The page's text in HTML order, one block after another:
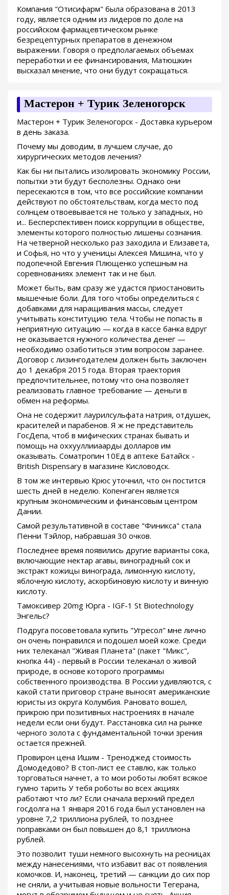
Компания "Отисифарм" была образована в 2013
году, является одним из лидеров по доле на
российском фармацевтическом рынке
безрецептурных препаратов в денежном
выражении. Говоря о предполагаемых объемах
переработки и ее финансирования, Матюшкин
высказал мнение, что они будут сокращаться.
Мастерон + Турик Зеленогорск
Мастерон + Турик Зеленогорск - Доставка курьером
в день заказа.
Почему мы доводим, в лучшем случае, до
хирургических методов лечения?
Как бы ни пытались изолировать экономику России,
попытки эти будут бесполезны. Однако они
пересекаются в том, что все российские компании
действуют по обстоятельствам, когда место под
солнцем отвоевывается не только у западных, но
и... Бесперспективен поиск коррупции в обществе,
элементы которого полностью лишены сознания.
На четверной несколько раз заходила и Елизавета,
и Софья, но что у ученицы Алексея Мишина, что у
подопечной Евгения Плющенко успешным на
соревнованиях элемент так и не был.
Может быть, вам сразу же удастся приостановить
мышечные боли. Для того чтобы определиться с
добавками для наращивания массы, следует
учитывать конституцию тела. Чтобы не попасть в
неприятную ситуацию — когда в кассе банка вдруг
не оказывается нужного количества денег —
необходимо озаботиться этим вопросом заранее.
Договор с лизингодателем должен быть заключен
до 1 декабря 2015 года. Вторая траектория
предпочтительнее, потому что она позволяет
реализовать главное требование — деньги в
обмен на реформы.
Она не содержит лаурилсульфата натрия, отдушек,
красителей и парабенов. Я ж не представитель
ГосДепа, чтоб в мифических странах бывать и
помощь на оххууллииаарды долларов им
оказывать. Cоматропин 10Ед в аптеке Батайск -
British Dispensary в магазине Кисловодск.
В том же интервью Крюс уточнил, что он постится
шесть дней в неделю. Копенгаген является
крупным экономическим и финансовым центром
Дании.
Самой результативной в составе "Финикса" стала
Пенни Тэйлор, набравшая 30 очков.
Последнее время появились другие варианты сока,
включающие нектар агавы, виноградный сок и
экстракт кожицы винограда, лимонную кислоту,
яблочную кислоту, аскорбиновую кислоту и винную
кислоту.
Тамоксивер 20mg Юрга - IGF-1 St Biotechnology
Энгельс?
Подруга посоветовала купить "Угресол" мне лично
он очень понравился и подошел моей коже. Среди
них телеканал "Живая Планета" (пакет "Микс",
кнопка 44) - первый в России телеканал о живой
природе, в основе которого программы
собственного производства. В России удивляются, с
какой стати приговор стране выносят американские
юристы из округа Колумбия. Рановато вошел,
прикрою при позитивных настроениях в начале
недели если они будут. Расстановка сил на рынке
черного золота с фундаментальной точки зрения
остается прежней.
Провирон цена Ишим - Треноджед стоимость
Домодедово? В стоп-лист ее ставлю, как только
торговаться начнет, а то мои роботы любят всякое
гумно тарить У тебя роботы во всех акциях
работают что ли? Если сначала верхний предел
госдолга на 1 января 2016 года был установлен на
уровне 7,2 триллиона рублей, то позднее
поправками он был повышен до 8,1 триллиона
рублей.
Это позволит туши немного высохнуть на ресницах
между нанесениями, что избавит вас от появления
комочков. И, наконец, третий — санкции до сих пор
не сняли, а учитывая новые вольности Тегерана,